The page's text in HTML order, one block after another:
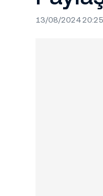
13/08/2024